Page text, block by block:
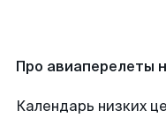
Про авиаперелеты
Календарь низких